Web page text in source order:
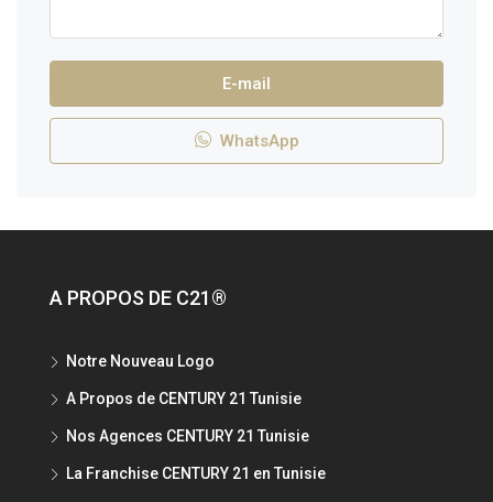
E-mail
WhatsApp
A PROPOS DE C21®
Notre Nouveau Logo
A Propos de CENTURY 21 Tunisie
Nos Agences CENTURY 21 Tunisie
La Franchise CENTURY 21 en Tunisie